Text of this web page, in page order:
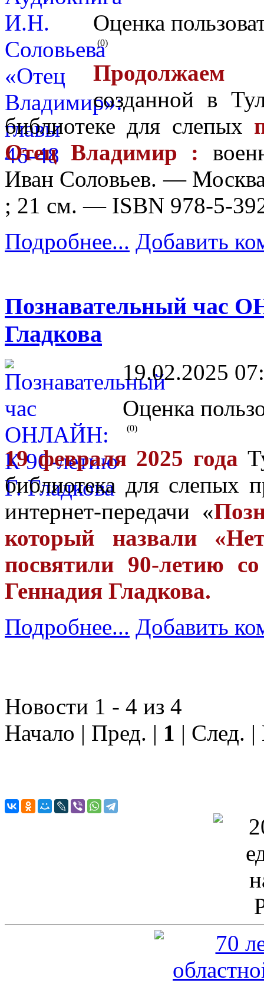
Оценка
(0)
Продолжаем
созданной в
библиотеке для слепых
Отец Владимир :
Иван Соловьев. —
; 21 см. — ISBN 978-5-
Подробнее... Добавить
Познавательный час
Гладкова
19.02.2025
Оценка
(0)
19 февраля 2025 года
библиотека для слепых
интернет-передачи «
который назвали
посвятили 90-летию
Геннадия Гладкова.
Подробнее... Добавить
Новости 1 - 4 из 4
Начало | Пред. | 1 | След.